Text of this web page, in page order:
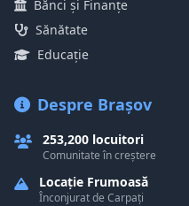
Bănci și Finanțe
Sănătate
Educație
Despre Brașov
253,200 locuitori
Comunitate în creștere
Locație Frumoasă
Înconjurat de Carpați